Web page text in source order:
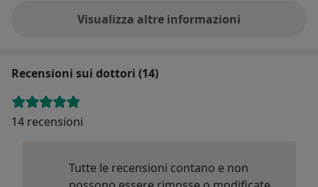
Visualizza altre informazioni
Recensioni sui dottori (14)
14 recensioni
Tutte le recensioni contano e non